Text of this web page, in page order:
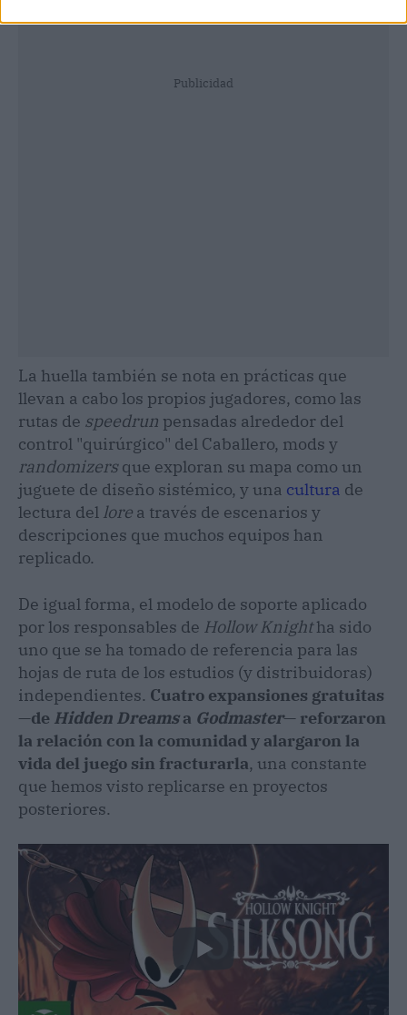
Publicidad
La huella también se nota en prácticas que
llevan a cabo los propios jugadores, como las
rutas de speedrun pensadas alrededor del
control "quirúrgico" del Caballero, mods y
randomizersque exploran su mapa como un
juguete de diseño sistémico, y una cultura de
lectura del lore a través de escenarios y
descripciones que muchos equipos han
replicado.
De igual forma, el modelo de soporte aplicado
por los responsables de Hollow Knightha sido
uno que se ha tomado de referencia para las
hojas de ruta de los estudios (y distribuidoras)
independientes. Cuatro expansiones gratuitas
—de Hidden Dreamsa Godmaster— reforzaron
la relación con la comunidad y alargaron la
vida del juego sin fracturarla, una constante
que hemos visto replicarse en proyectos
posteriores.